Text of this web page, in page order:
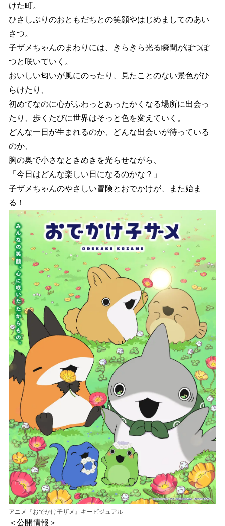
けた町。
ひさしぶりのおともだちとの笑顔やはじめましてのあい
さつ。
子ザメちゃんのまわりには、きらきら光る瞬間がぽつぽ
つと咲いていく。
おいしい匂いが風にのったり、見たことのない景色がひ
らけたり、
初めてなのに心がふわっとあったかくなる場所に出会っ
たり、歩くたびに世界はそっと色を変えていく。
どんな一日が生まれるのか、どんな出会いが待っている
のか、
胸の奥で小さなときめきを光らせながら、
「今日はどんな楽しい日になるのかな？」
子ザメちゃんのやさしい冒険とおでかけが、また始ま
る！
アニメ『おでかけ子ザメ』キービジュアル
＜公開情報＞